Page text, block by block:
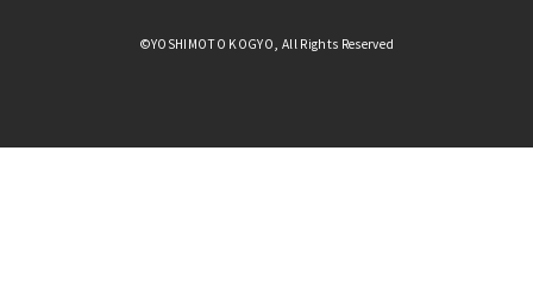
©YOSHIMOTO KOGYO, All Rights Reserved